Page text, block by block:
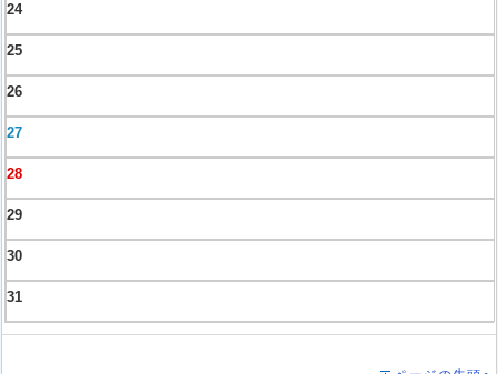
24
25
26
27
28
29
30
31